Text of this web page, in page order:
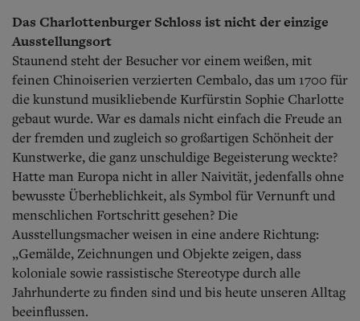
Das Charlottenburger Schloss ist nicht der einzige
Ausstellungsort
Staunend steht der Besucher vor einem weißen, mit
feinen Chinoiserien verzierten Cembalo, das um 1700 für
die kunstund musikliebende Kurfürstin Sophie Charlotte
gebaut wurde. War es damals nicht einfach die Freude an
der fremden und zugleich so großartigen Schönheit der
Kunstwerke, die ganz unschuldige Begeisterung weckte?
Hatte man Europa nicht in aller Naivität, jedenfalls ohne
bewusste Überheblichkeit, als Symbol für Vernunft und
menschlichen Fortschritt gesehen? Die
Ausstellungsmacher weisen in eine andere Richtung:
„Gemälde, Zeichnungen und Objekte zeigen, dass
koloniale sowie rassistische Stereotype durch alle
Jahrhunderte zu finden sind und bis heute unseren Alltag
beeinflussen.